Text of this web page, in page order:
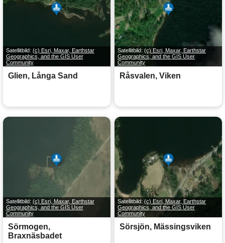
Satellitbild: (c) Esri, Maxar, Earthstar
Geographics, and the GIS User
Community
Glien, Långa Sand
Satellitbild: (c) Esri, Maxar, Earthstar
Geographics, and the GIS User
Community
Råsvalen, Viken
Satellitbild: (c) Esri, Maxar, Earthstar
Geographics, and the GIS User
Community
Sörmogen,
Braxnäsbadet
Satellitbild: (c) Esri, Maxar, Earthstar
Geographics, and the GIS User
Community
Sörsjön, Mässingsviken